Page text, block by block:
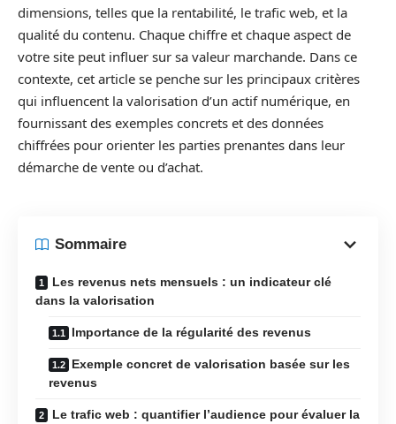
dimensions, telles que la rentabilité, le trafic web, et la
qualité du contenu. Chaque chiffre et chaque aspect de
votre site peut influer sur sa valeur marchande. Dans ce
contexte, cet article se penche sur les principaux critères
qui influencent la valorisation d’un actif numérique, en
fournissant des exemples concrets et des données
chiffrées pour orienter les parties prenantes dans leur
démarche de vente ou d’achat.
Sommaire
Les revenus nets mensuels : un indicateur clé
dans la valorisation
Importance de la régularité des revenus
Exemple concret de valorisation basée sur les
revenus
Le trafic web : quantifier l’audience pour évaluer la